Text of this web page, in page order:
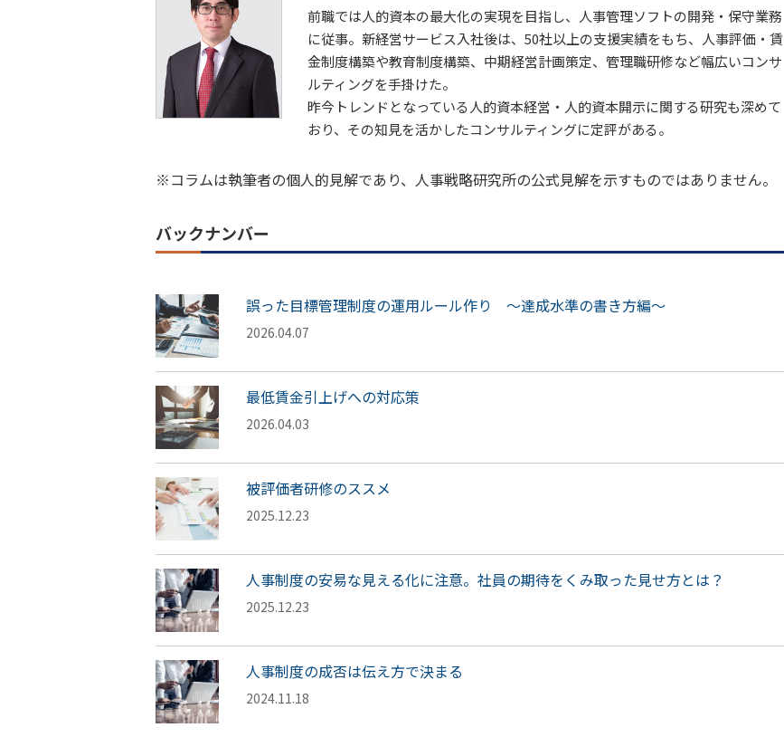
前職では人的資本の最大化の実現を目指し、人事管理ソフトの開発・保守業務
に従事。新経営サービス入社後は、50社以上の支援実績をもち、人事評価・賃
金制度構築や教育制度構築、中期経営計画策定、管理職研修など幅広いコンサ
ルティングを手掛けた。
昨今トレンドとなっている人的資本経営・人的資本開示に関する研究も深めて
おり、その知見を活かしたコンサルティングに定評がある。
※コラムは執筆者の個人的見解であり、人事戦略研究所の公式見解を示すものではありません。
バックナンバー
誤った目標管理制度の運用ルール作り ～達成水準の書き方編～
2026.04.07
最低賃金引上げへの対応策
2026.04.03
被評価者研修のススメ
2025.12.23
人事制度の安易な見える化に注意。社員の期待をくみ取った見せ方とは？
2025.12.23
人事制度の成否は伝え方で決まる
2024.11.18